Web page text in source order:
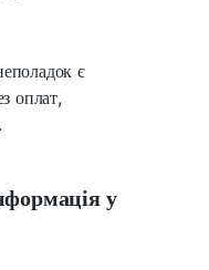
є
оплат,
у